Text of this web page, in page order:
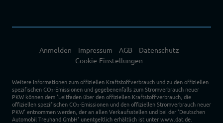
Anmelden Impressum AGB
Datenschutz
Cookie-Einstellungen
Weitere Informationen zum offiziellen Kraftstoffverbrauch und zu den offiziellen
spezifischen CO2-Emissionen und gegebenenfalls zum Stromverbrauch neuer
PKW können dem 'Leitfaden über den offiziellen Kraftstoffverbrauch, die
offiziellen spezifischen CO2-Emissionen und den offiziellen Stromverbrauch neuer
PKW' entnommen werden, der an allen Verkaufsstellen und bei der 'Deutschen
Automobil Treuhand GmbH' unentgeltlich erhältlich ist unter www.dat.de.